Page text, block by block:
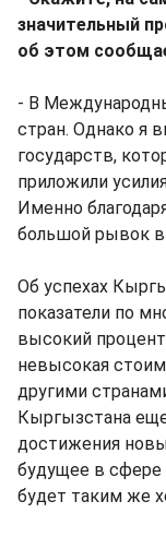
значительный
об этом
- В
стран. Однако я
государств,
приложили
Именно
большой рывок в
Об успехах
показатели по
высокий
невысокая
другими
Кыргызстана
достижения
будущее в
будет таким же